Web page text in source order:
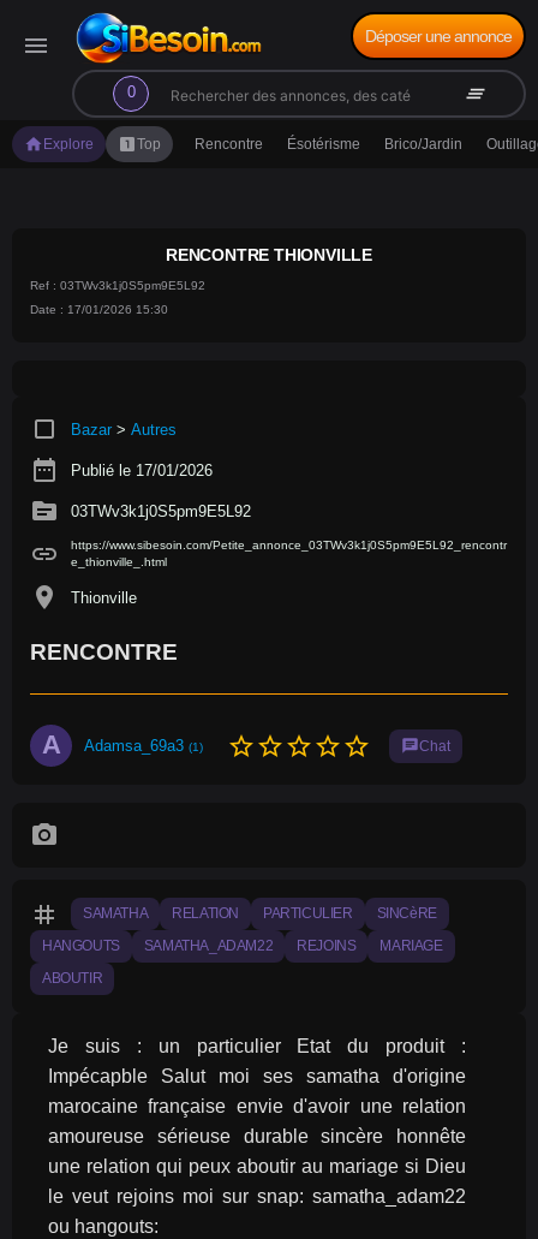
menu
0
search clear_all
Déposer une annonce
home Explore looks_oneTop Rencontre Ésotérisme Brico/Jardin
RENCONTRE THIONVILLE
Ref : 03TWv3k1j0S5pm9E5L92
Date : 17/01/2026 15:30
crop_square Bazar > Autres
date_range Publié le 17/01/2026
source 03TWv3k1j0S5pm9E5L92
link
https://www.sibesoin.com/Petite_annonce_03TWv3k1j0S5pm9E5L92_rencontr
e_thionville_.html
location_on Thionville
RENCONTRE
A Adamsa_69a3 (1) star_borderstar_borderstar_borderstar_borderstar_border chatChat
photo_camera
tag SAMATHA RELATION PARTICULIER SINCèRE
HANGOUTS SAMATHA_ADAM22 REJOINS MARIAGE
ABOUTIR
Je suis : un particulier Etat du produit :
Impécapble Salut moi ses samatha d'origine
marocaine française envie d'avoir une relation
amoureuse sérieuse durable sincère honnête
une relation qui peux aboutir au mariage si Dieu
le veut rejoins moi sur snap: samatha_adam22
ou hangouts: